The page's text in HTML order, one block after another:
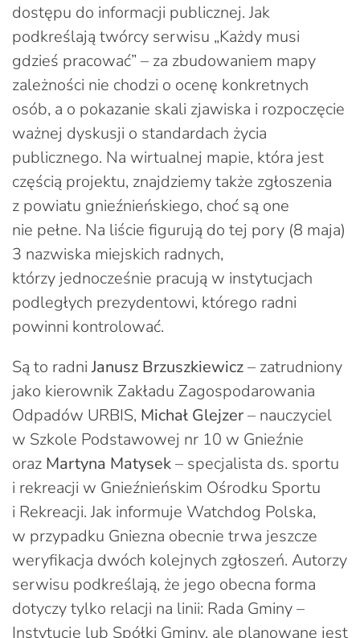
dostępu do informacji publicznej. Jak
podkreślają twórcy serwisu „Każdy musi
gdzieś pracować” – za zbudowaniem mapy
zależności nie chodzi o ocenę konkretnych
osób, a o pokazanie skali zjawiska i rozpoczęcie
ważnej dyskusji o standardach życia
publicznego. Na wirtualnej mapie, która jest
częścią projektu, znajdziemy także zgłoszenia
z powiatu gnieźnieńskiego, choć są one
nie pełne. Na liście figurują do tej pory (8 maja)
3 nazwiska miejskich radnych,
którzy jednocześnie pracują w instytucjach
podległych prezydentowi, którego radni
powinni kontrolować.
Są to radniJanusz Brzuszkiewicz– zatrudniony
jako kierownik Zakładu Zagospodarowania
Odpadów URBIS, Michał Glejzer– nauczyciel
w Szkole Podstawowej nr 10 w Gnieźnie
oraz Martyna Matysek– specjalista ds. sportu
i rekreacji w Gnieźnieńskim Ośrodku Sportu
i Rekreacji. Jak informuje Watchdog Polska,
w przypadku Gniezna obecnie trwa jeszcze
weryfikacja dwóch kolejnych zgłoszeń. Autorzy
serwisu podkreślają, że jego obecna forma
dotyczy tylko relacji na linii: Rada Gminy –
Instytucje lub Spółki Gminy, ale planowane jest